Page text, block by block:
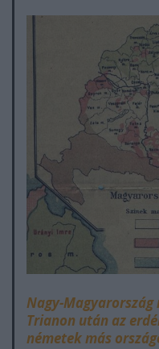
Nagy-
Trianon után az
németek más